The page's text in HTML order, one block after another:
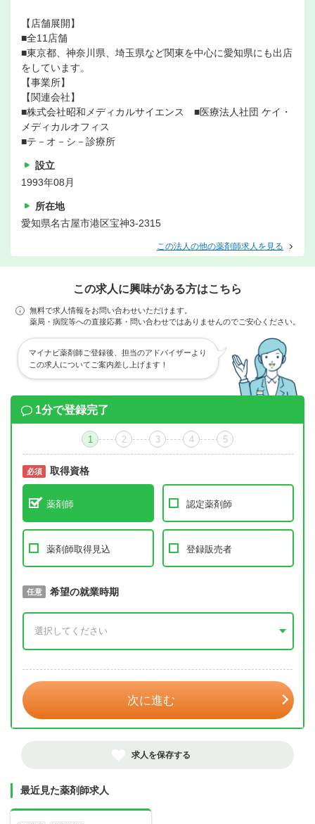
【店舗展開】
■全11店舗
■東京都、神奈川県、埼玉県など関東を中心に愛知県にも出店
をしています。
【事業所】
【関連会社】
■株式会社昭和メディカルサイエンス ■医療法人社団 ケイ・
メディカルオフィス
■テ－オ－シ－診療所
設立
1993年08月
所在地
愛知県名古屋市港区宝神3-2315
この法人の他の薬剤師求人を見る
この求人に興味がある方はこちら
無料で求人情報をお問い合わせいただけます。
薬局・病院等への直接応募・問い合わせではありませんのでご安心ください。
マイナビ薬剤師ご登録後、担当のアドバイザーより
この求人についてご案内差し上げます！
1分で登録完了
1 2 3 4 5
必須 取得資格
薬剤師 認定薬剤師
薬剤師取得見込 登録販売者
必須 取得予定年
任意 希望の就業時期
次に進む
求人を保存する
最近見た薬剤師求人